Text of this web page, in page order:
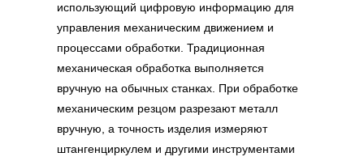
использующий цифровую информацию для
управления механическим движением и
процессами обработки. Традиционная
механическая обработка выполняется
вручную на обычных станках. При обработке
механическим резцом разрезают металл
вручную, а точность изделия измеряют
штангенциркулем и другими инструментами